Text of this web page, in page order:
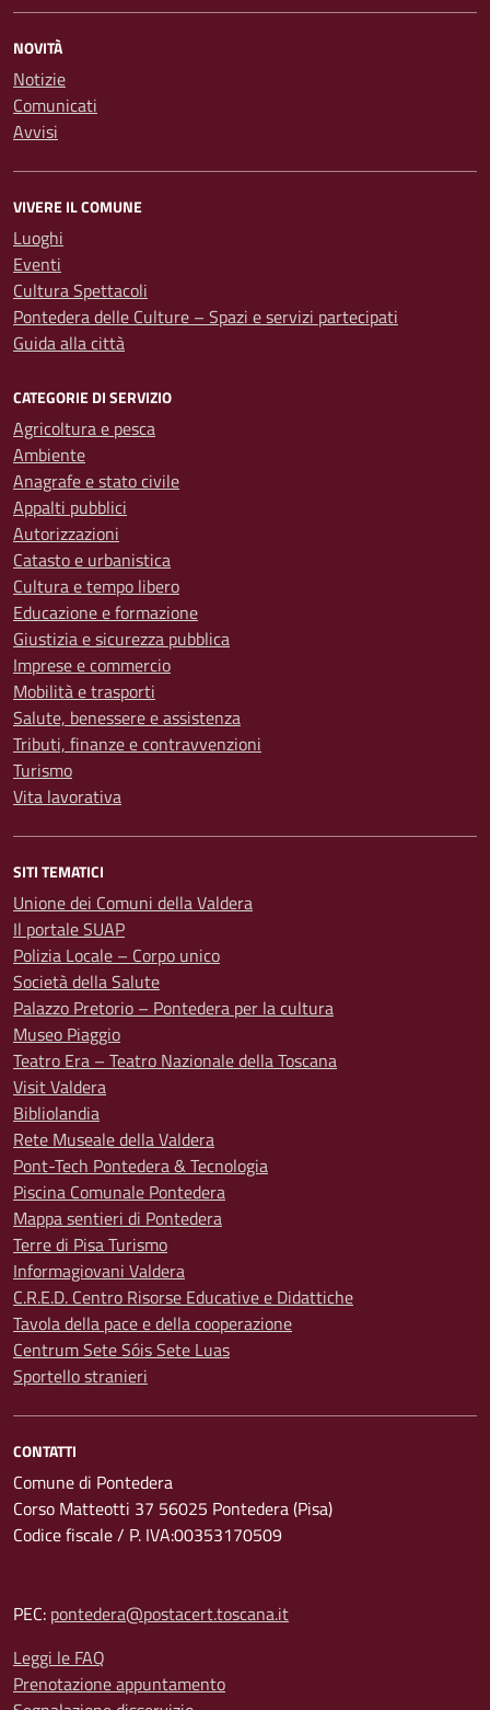
NOVITÀ
Notizie
Comunicati
Avvisi
VIVERE IL COMUNE
Luoghi
Eventi
Cultura Spettacoli
Pontedera delle Culture – Spazi e servizi partecipati
Guida alla città
CATEGORIE DI SERVIZIO
Agricoltura e pesca
Ambiente
Anagrafe e stato civile
Appalti pubblici
Autorizzazioni
Catasto e urbanistica
Cultura e tempo libero
Educazione e formazione
Giustizia e sicurezza pubblica
Imprese e commercio
Mobilità e trasporti
Salute, benessere e assistenza
Tributi, finanze e contravvenzioni
Turismo
Vita lavorativa
SITI TEMATICI
Unione dei Comuni della Valdera
Il portale SUAP
Polizia Locale – Corpo unico
Società della Salute
Palazzo Pretorio – Pontedera per la cultura
Museo Piaggio
Teatro Era – Teatro Nazionale della Toscana
Visit Valdera
Bibliolandia
Rete Museale della Valdera
Pont-Tech Pontedera & Tecnologia
Piscina Comunale Pontedera
Mappa sentieri di Pontedera
Terre di Pisa Turismo
Informagiovani Valdera
C.R.E.D. Centro Risorse Educative e Didattiche
Tavola della pace e della cooperazione
Centrum Sete Sóis Sete Luas
Sportello stranieri
CONTATTI
Comune di Pontedera
Corso Matteotti 37 56025 Pontedera (Pisa)
Codice fiscale / P. IVA:00353170509
PEC: pontedera@postacert.toscana.it
Leggi le FAQ
Prenotazione appuntamento